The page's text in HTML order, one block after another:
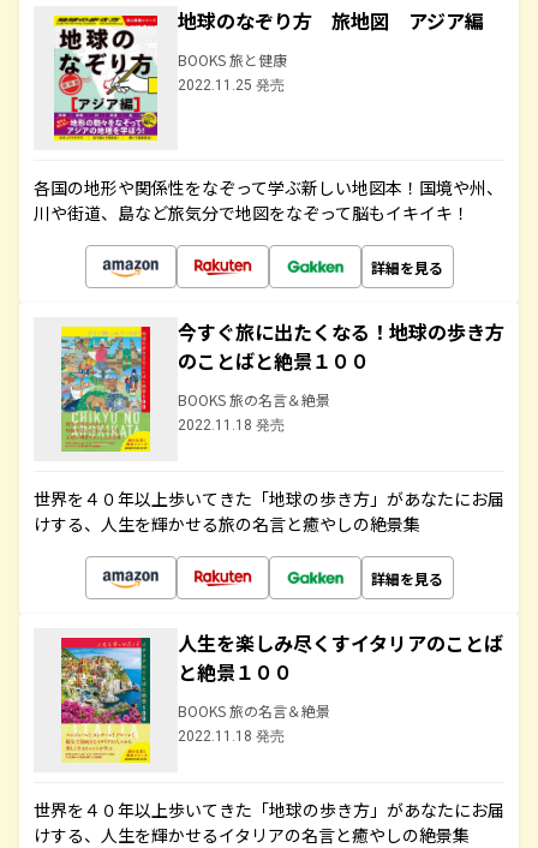
地球のなぞり方 旅地図 アジア編
BOOKS 旅と健康
2022.11.25 発売
各国の地形や関係性をなぞって学ぶ新しい地図本！国境や州、
川や街道、島など旅気分で地図をなぞって脳もイキイキ！
詳細を見る
今すぐ旅に出たくなる！地球の歩き方
のことばと絶景１００
BOOKS 旅の名言＆絶景
2022.11.18 発売
世界を４０年以上歩いてきた「地球の歩き方」があなたにお届
けする、人生を輝かせる旅の名言と癒やしの絶景集
詳細を見る
人生を楽しみ尽くすイタリアのことば
と絶景１００
BOOKS 旅の名言＆絶景
2022.11.18 発売
世界を４０年以上歩いてきた「地球の歩き方」があなたにお届
けする、人生を輝かせるイタリアの名言と癒やしの絶景集